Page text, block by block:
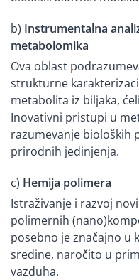
b) Instrumentalna
metabolomika
Ova oblast
strukturne
metabolita iz biljaka,
Inovativni pristupi u
razumevanje bioloških
prirodnih jedinjenja.
c) Hemija polimera
Istraživanje i razvoj
polimernih
posebno je značajno u
sredine, naročito u
vazduha.